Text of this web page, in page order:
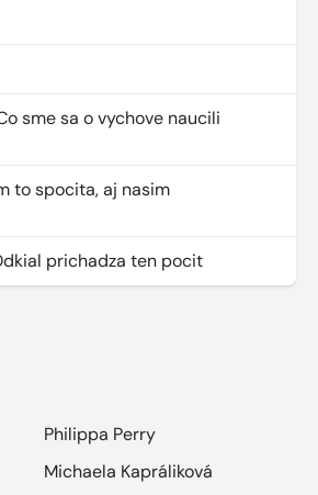
sme sa o vychove naucili
to spocita, aj nasim
prichadza ten pocit
Philippa Perry
Michaela Kapráliková